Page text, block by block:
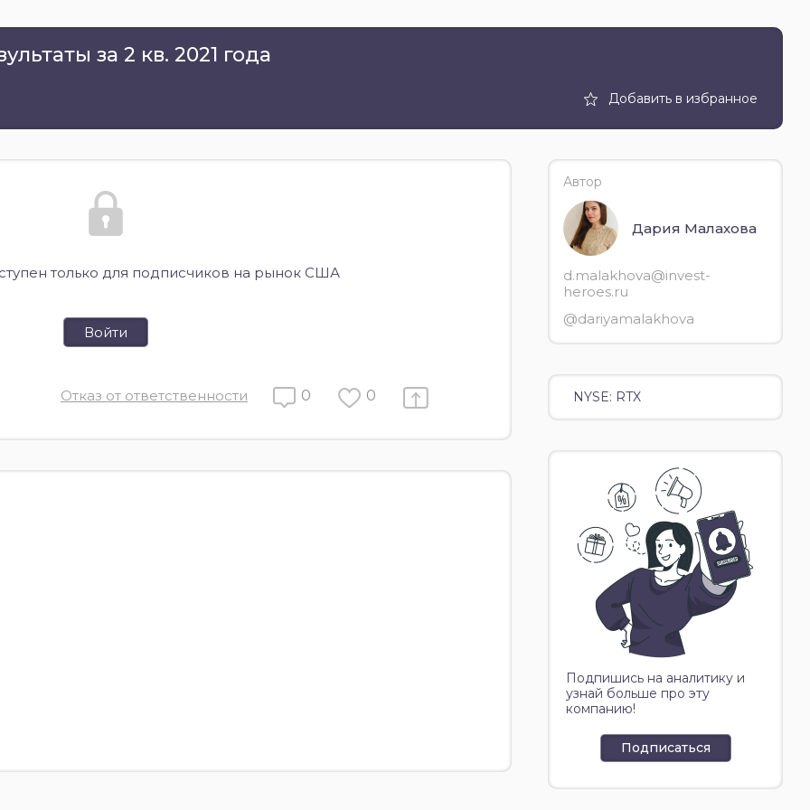
за 2 кв. 2021 года
Добавить в избранное
только для подписчиков на рынок США
Войти
Отказ от ответственности 0 0
Автор
Дария Малахова
d.malakhova@invest-
heroes.ru
@dariyamalakhova
NYSE: RTX
Подпишись на аналитику и
узнай больше про эту
компанию!
Подписаться